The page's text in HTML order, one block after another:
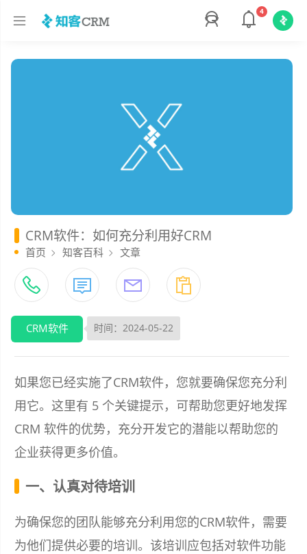
4
CRM软件：如何充分利用好CRM
首页 知客百科 文章
CRM软件 时间：2024-05-22
如果您已经实施了CRM软件，您就要确保您充分利
用它。这里有 5 个关键提示，可帮助您更好地发挥
CRM 软件的优势，充分开发它的潜能以帮助您的
企业获得更多价值。
一、认真对待培训
为确保您的团队能够充分利用您的CRM软件，需要
为他们提供必要的培训。该培训应包括对软件功能